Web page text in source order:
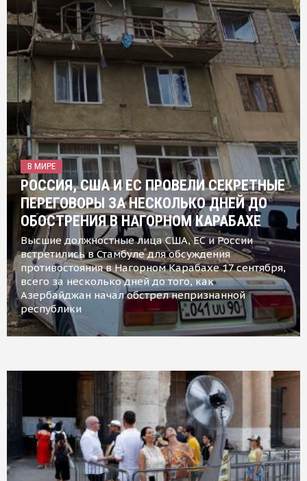
В МИРЕ
РОССИЯ, США И ЕС ПРОВЕЛИ СЕКРЕТНЫЕ
ПЕРЕГОВОРЫ ЗА НЕСКОЛЬКО ДНЕЙ ДО
ОБОСТРЕНИЯ В НАГОРНОМ КАРАБАХЕ
Высшие должностные лица США, ЕС и России
встретились в Стамбуле для обсуждения
противостояния в Нагорном Карабахе 17 сентября,
всего за несколько дней до того, как
Азербайджан начал обстрел непризнанной
республики